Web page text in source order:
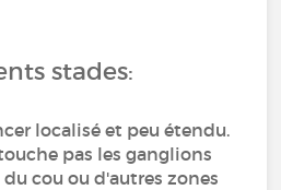
stades:
localisé et peu étendu.
pas les ganglions
cou ou d'autres zones